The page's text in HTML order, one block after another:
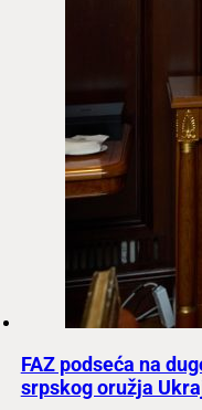
FAZ podseća na
srpskog oružja